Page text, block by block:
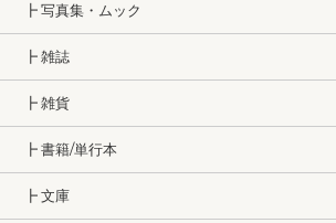
┣ 写真集・ムック
┣ 雑誌
┣ 雑貨
┣ 書籍/単行本
┣ 文庫